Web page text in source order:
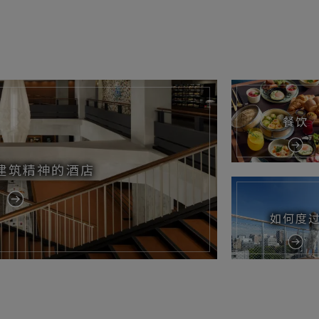
筑精神的酒店
餐饮
如何度